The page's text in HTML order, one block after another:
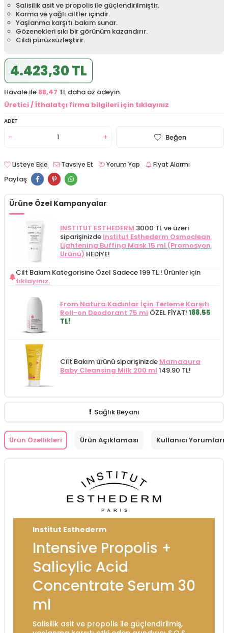
Salisilik asit ve propolis ile güçlendirilmiştir.
Karma ve yağlı ciltler içindir.
Yaşlanma karşıtı bakım sunar.
Gözenekleri sıkı bir görünüm kazandırır.
Cildi pürüzsüzleştirir.
4.423,30 TL
Havale ile 88,47 TL daha az ödeyin.
Üretici / İthalatçı firma bilgileri için tıklayınız
ADET
Beğen
Listeye Ekle Tavsiye Et Yorum Yap Fiyat Alarmı
Paylaş
Ürüne Özel Kampanyalar
INSTITUT ESTHEDERM 3000 TL ve üzeri
siparişinizde Institut Esthederm Osmoclean
Lightening Buffing Mask 15 ml (Promosyon
Ürünü) HEDİYE!
Cilt Bakım Kategorisine Özel Sadece 199 TL ! Ürünler için
tıklayınız.
From Natura Kadınlar İçin Terleme Karşıtı
Roll-on Deodorant 75 ml ÖZEL FİYAT! 188.55
TL!
Cilt Bakım ürünü siparişinizde Mamaaura
Baby Cleansing Milk 200 ml 149.90 TL!
Sağlık Beyanı
Ürün Özellikleri Ürün Açıklaması Kullanıcı Yorumları
Institut Esthederm
Intensive Propolis +
Salicylic Acid
Concentrate Serum 30
ml
Salisilik asit ve propolis ile güçlendirilmiş,